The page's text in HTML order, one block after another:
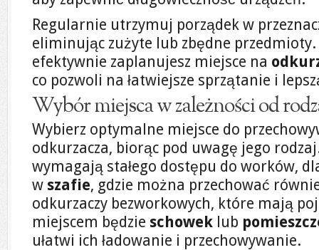
Regularnie utrzymuj porządek w
eliminując zużyte lub zbędne
efektywnie zaplanujesz miejsce na
co pozwoli na łatwiejsze sprzątanie i
Wybór miejsca w zależności od
Wybierz optymalne miejsce do
odkurzacza, biorąc pod uwagę jego
wymagają stałego dostępu do worków,
w szafie, gdzie można przechować
odkurzaczy bezworkowych, które mają
miejscem będzie schowek lub
ułatwi ich ładowanie i przechowywanie.